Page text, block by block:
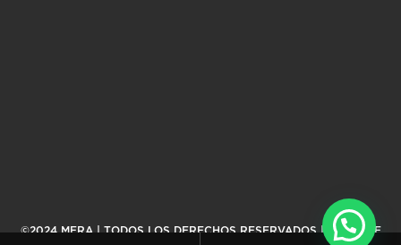
©2024 MERA | TODOS LOS DERECHOS RESERVADOS | AVISO DE